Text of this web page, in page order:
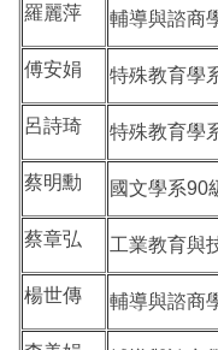
羅麗萍 輔導與諮商
傅安娟 特殊教育學
呂詩琦 特殊教育學
蔡明勳 國文學系90
蔡章弘 工業教育與
楊世傳 輔導與諮商